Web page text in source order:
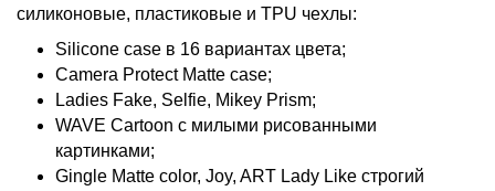
силиконовые, пластиковые и TPU чехлы:
Silicone case в 16 вариантах цвета;
Camera Protect Matte case;
Ladies Fake, Selfie, Mikey Prism;
WAVE Cartoon с милыми рисованными
картинками;
Gingle Matte color, Joy, ART Lady Like строгий